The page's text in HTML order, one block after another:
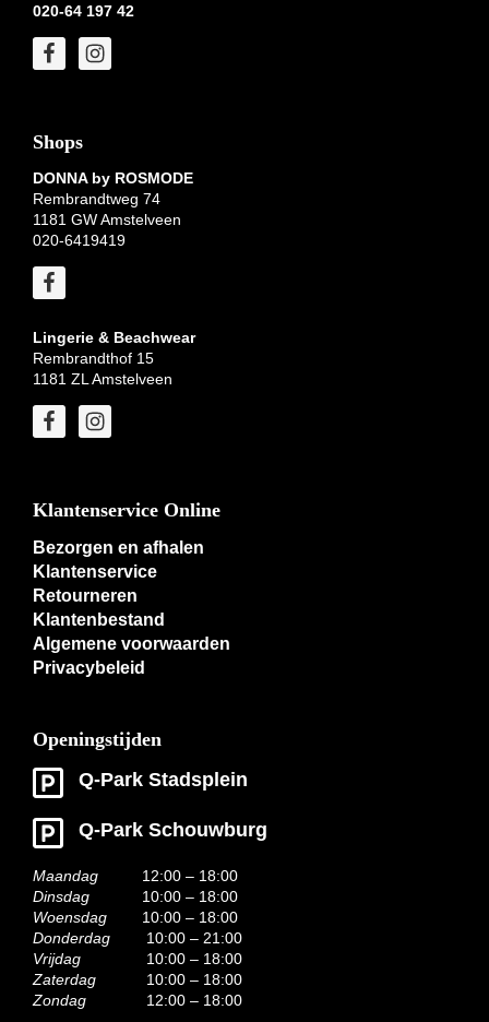
020-64 197 42
Shops
DONNA by ROSMODE
Rembrandtweg 74
1181 GW Amstelveen
020-6419419
Lingerie & Beachwear
Rembrandthof 15
1181 ZL Amstelveen
Klantenservice Online
Bezorgen en afhalen
Klantenservice
Retourneren
Klantenbestand
Algemene voorwaarden
Privacybeleid
Openingstijden
Q-Park Stadsplein
Q-Park Schouwburg
Maandag
12:00 – 18:00
Dinsdag
10:00 – 18:00
Woensdag
10:00 – 18:00
Donderdag
10:00 – 21:00
Vrijdag
10:00 – 18:00
Zaterdag
10:00 – 18:00
Zondag
12:00 – 18:00